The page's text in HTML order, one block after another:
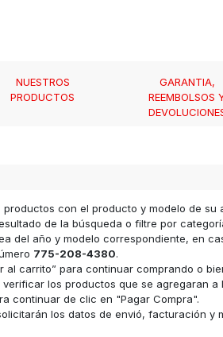
NUESTROS
PRODUCTOS
GARANTIA,
REEMBOLSOS
con el producto y modelo de su
de la búsqueda o filtre por
del año y modelo correspondiente, en
775-208-4380.
al carrito” para continuar comprando o
los productos que se agregaran
continuar de clic en "Pagar Compra".
los datos de envió, facturación